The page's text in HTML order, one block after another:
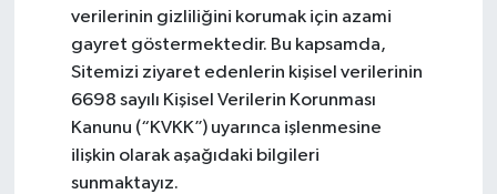
verilerinin gizliliğini korumak için azami
gayret göstermektedir. Bu kapsamda,
Sitemizi ziyaret edenlerin kişisel verilerinin
6698 sayılı Kişisel Verilerin Korunması
Kanunu (“KVKK”) uyarınca işlenmesine
ilişkin olarak aşağıdaki bilgileri
sunmaktayız.